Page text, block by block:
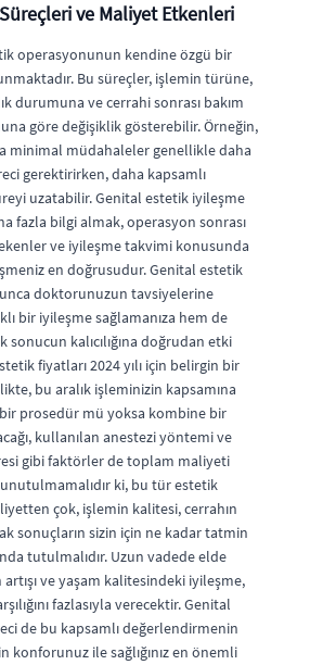
ve Maliyet Etkenleri
operasyonunun kendine özgü bir
Bu süreçler, işlemin türüne,
durumuna ve cerrahi sonrası bakım
göre değişiklik gösterebilir. Örneğin,
minimal müdahaleler genellikle daha
gerektirirken, daha kapsamlı
uzatabilir. Genital estetik iyileşme
fazla bilgi almak, operasyon sonrası
ve iyileşme takvimi konusunda
en doğrusudur. Genital estetik
doktorunuzun tavsiyelerine
bir iyileşme sağlamanıza hem de
kalıcılığına doğrudan etki
fiyatları 2024 yılı için belirgin bir
bu aralık işleminizin kapsamına
prosedür mü yoksa kombine bir
kullanılan anestezi yöntemi ve
gibi faktörler de toplam maliyeti
ki, bu tür estetik
çok, işlemin kalitesi, cerrahın
sonuçların sizin için ne kadar tatmin
tutulmalıdır. Uzun vadede elde
ve yaşam kalitesindeki iyileşme,
fazlasıyla verecektir. Genital
de bu kapsamlı değerlendirmenin
konforunuz ile sağlığınız en önemli